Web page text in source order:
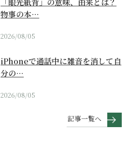
物事の本…
2026/08/05
iPhoneで通話中に雑音を消して自
分の…
2026/08/05
記事一覧へ